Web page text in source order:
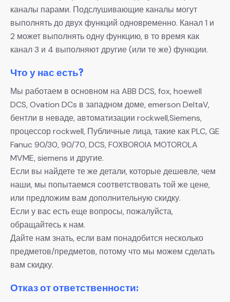
каналы парами. Подслушивающие каналы могут
выполнять до двух функций одновременно. Канал 1 и
2 может выполнять одну функцию, в то время как
канал 3 и 4 выполняют другие (или те же) функции.
Что у нас есть?
Мы работаем в основном на ABB DCS, fox, hoewell
DCS, Ovation DCs в западном доме, emerson DeltaV,
бентли в неваде, автоматизации rockwell,Siemens,
процессор rockwell, Публичные лица, такие как PLC, GE
Fanuc 90/30, 90/70, DCS, FOXBOROIA MOTOROLA
MVME, siemens и другие.
Если вы найдете те же детали, которые дешевле, чем
наши, мы попытаемся соответствовать той же цене,
или предложим вам дополнительную скидку.
Если у вас есть еще вопросы, пожалуйста,
обращайтесь к нам.
Дайте нам знать, если вам понадобится несколько
предметов/предметов, потому что мы можем сделать
вам скидку.
Отказ от ответственности: